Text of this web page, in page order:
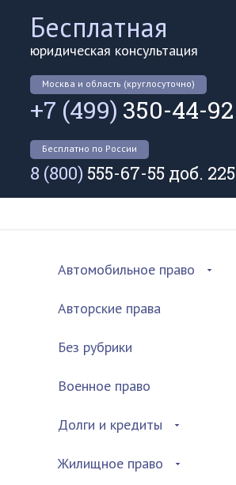
Бесплатная
юридическая консультация
Москва и область (круглосуточно)
+7 (499) 350-44-92
Бесплатно по России
8 (800) 555-67-55 доб. 225
Автомобильное право
Авторские права
Без рубрики
Военное право
Долги и кредиты
Жилищное право